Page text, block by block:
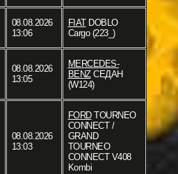
08.08.2026
13:06
FIATDOBLO
Cargo (223_)
08.08.2026
13:05
MERCEDES-
BENZСЕДАН
(W124)
08.08.2026
13:03
FORDTOURNEO
CONNECT /
GRAND
TOURNEO
CONNECT V408
Kombi